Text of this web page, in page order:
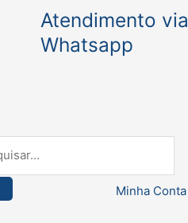
Atendimento via
Whatsapp
Minha Conta